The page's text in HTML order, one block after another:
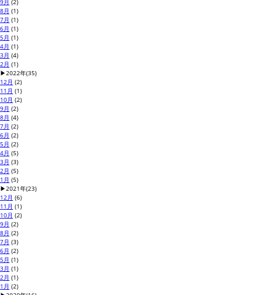
9月 (2)
8月 (1)
7月 (1)
6月 (1)
5月 (1)
4月 (1)
3月 (4)
2月 (1)
▶2022年(35)
12月 (2)
11月 (1)
10月 (2)
9月 (2)
8月 (4)
7月 (2)
6月 (2)
5月 (2)
4月 (5)
3月 (3)
2月 (5)
1月 (5)
▶2021年(23)
12月 (6)
11月 (1)
10月 (2)
9月 (2)
8月 (2)
7月 (3)
6月 (2)
5月 (1)
3月 (1)
2月 (1)
1月 (2)